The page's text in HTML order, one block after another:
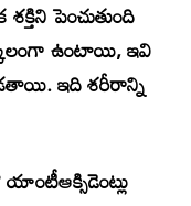
పెంచుతుంది
ఉంటాయి, ఇవి
ఇది శరీరాన్ని